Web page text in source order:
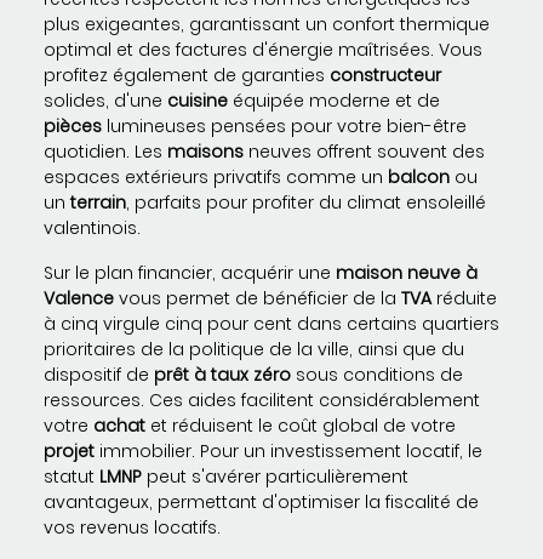
plus exigeantes, garantissant un confort thermique
optimal et des factures d'énergie maîtrisées. Vous
profitez également de garanties constructeur
solides, d'une cuisine équipée moderne et de
pièces lumineuses pensées pour votre bien-être
quotidien. Les maisons neuves offrent souvent des
espaces extérieurs privatifs comme un balcon ou
unterrain, parfaits pour profiter du climat ensoleillé
valentinois.
Sur le plan financier, acquérir une maison neuve à
Valence vous permet de bénéficier de la TVAréduite
à cinq virgule cinq pour cent dans certains quartiers
prioritaires de la politique de la ville, ainsi que du
dispositif de prêt à taux zéro sous conditions de
ressources. Ces aides facilitent considérablement
votre achat et réduisent le coût global de votre
projet immobilier. Pour un investissement locatif, le
statut LMNP peut s'avérer particulièrement
avantageux, permettant d'optimiser la fiscalité de
vos revenus locatifs.